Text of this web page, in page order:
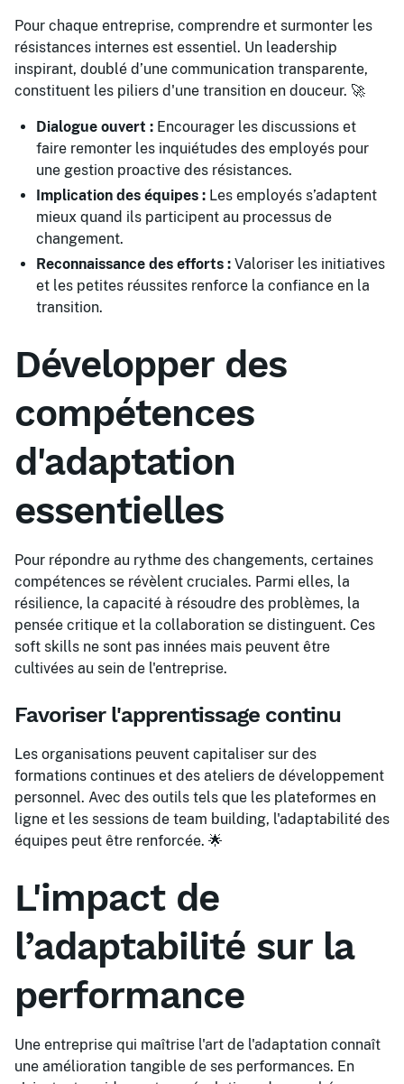
Pour chaque entreprise, comprendre et surmonter les
résistances internes est essentiel. Un leadership
inspirant, doublé d’une communication transparente,
constituent les piliers d'une transition en douceur. 🚀
Dialogue ouvert : Encourager les discussions et
faire remonter les inquiétudes des employés pour
une gestion proactive des résistances.
Implication des équipes : Les employés s’adaptent
mieux quand ils participent au processus de
changement.
Reconnaissance des efforts : Valoriser les initiatives
et les petites réussites renforce la confiance en la
transition.
Développer des
compétences
d'adaptation
essentielles
Pour répondre au rythme des changements, certaines
compétences se révèlent cruciales. Parmi elles, la
résilience, la capacité à résoudre des problèmes, la
pensée critique et la collaboration se distinguent. Ces
soft skills ne sont pas innées mais peuvent être
cultivées au sein de l'entreprise.
Favoriser l'apprentissage continu
Les organisations peuvent capitaliser sur des
formations continues et des ateliers de développement
personnel. Avec des outils tels que les plateformes en
ligne et les sessions de team building, l'adaptabilité des
équipes peut être renforcée. 🌟
L'impact de
l’adaptabilité sur la
performance
Une entreprise qui maîtrise l'art de l'adaptation connaît
une amélioration tangible de ses performances. En